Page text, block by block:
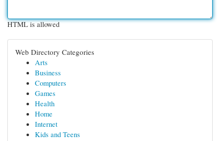
HTML is allowed
Web Directory Categories
Arts
Business
Computers
Games
Health
Home
Internet
Kids and Teens